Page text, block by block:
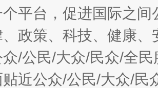
平台，促进国际之
政策、科技、健康
/公民/大众/民众/全
近公众/公民/大众/民